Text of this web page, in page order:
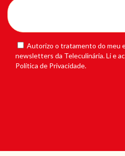
Autorizo o tratamento do meu
newsletters da Teleculinária. Li e
Política de Privacidade.